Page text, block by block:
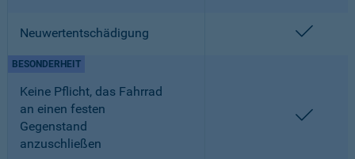
Neuwertentschädigung
Keine Pflicht, das Fahrrad
an einen festen
Gegenstand
anzuschließen
BESONDERHEIT